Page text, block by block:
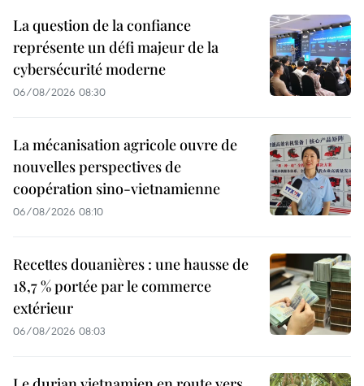
La question de la confiance
représente un défi majeur de la
cybersécurité moderne
06/08/2026 08:30
La mécanisation agricole ouvre de
nouvelles perspectives de
coopération sino-vietnamienne
06/08/2026 08:10
Recettes douanières : une hausse de
18,7 % portée par le commerce
extérieur
06/08/2026 08:03